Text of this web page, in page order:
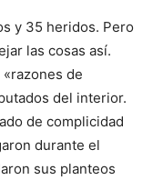
y 35 heridos. Pero
las cosas así.
de
del interior.
de complicidad
durante el
sus planteos